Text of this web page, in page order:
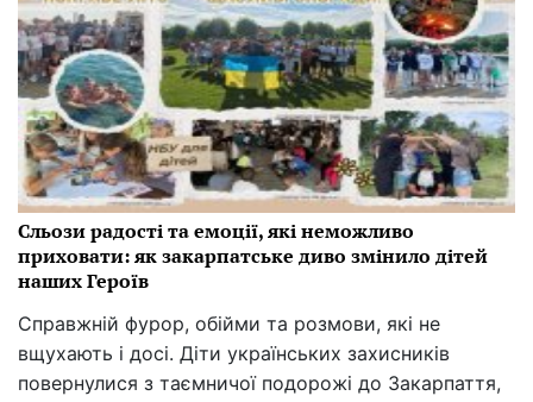
Сльози радості та емоції, які неможливо
приховати: як закарпатське диво змінило дітей
наших Героїв
Справжній фурор, обійми та розмови, які не
вщухають і досі. Діти українських захисників
повернулися з таємничої подорожі до Закарпаття,